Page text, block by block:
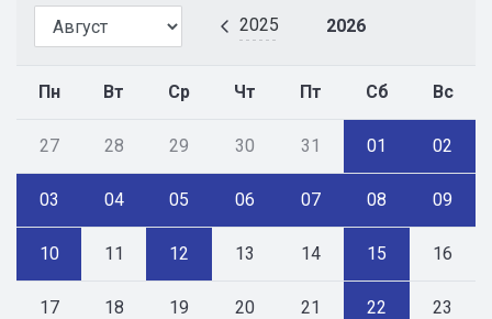
2025 2026
Пн Вт Ср Чт Пт Сб Вс
27 28 29 30 31 01 02
03 04 05 06 07 08 09
10 11 12 13 14 15 16
17 18 19 20 21 22 23